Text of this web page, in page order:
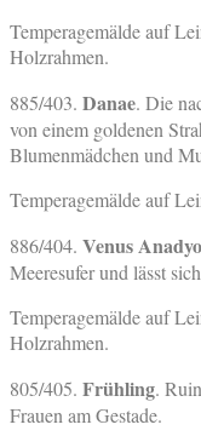
Temperagemälde auf
Holzrahmen.
885/403. Danae. Die
von einem goldenen
Blumenmädchen und
Temperagemälde auf
886/404. Venus
Meeresufer und lässt
Temperagemälde auf
Holzrahmen.
805/405. Frühling.
Frauen am Gestade.